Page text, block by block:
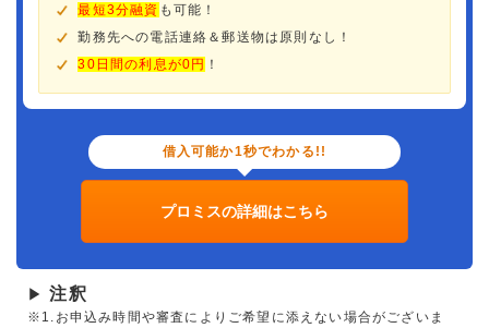
最短3分融資 も可能！
勤務先への電話連絡＆郵送物は原則なし！
30日間の利息が0円 ！
借入可能か1秒でわかる!!
プロミスの詳細はこちら
▶ 注釈
※1.お申込み時間や審査によりご希望に添えない場合がございま